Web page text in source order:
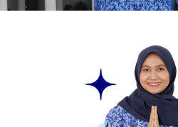
BIMBEL
Sudah siap menggapai